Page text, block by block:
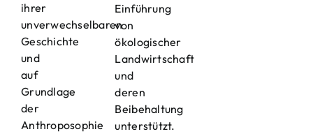
ihrer
unverwechselbaren
Geschichte
und
auf
Grundlage
der
Anthroposophie
Einführung
von
ökologischer
Landwirtschaft
und
deren
Beibehaltung
unterstützt.